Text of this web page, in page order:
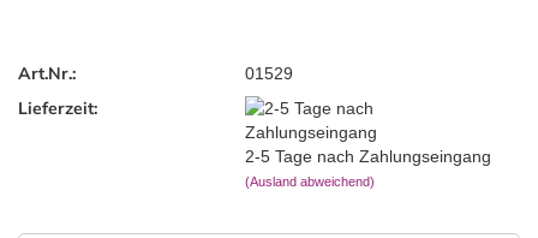
Art.Nr.: 01529
Lieferzeit:
2-5 Tage nach Zahlungseingang
(Ausland abweichend)